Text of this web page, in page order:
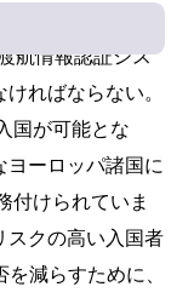
航情報認証シス
ればならない。
国が可能とな
ヨーロッパ諸国に
付けられていま
スクの高い入国者
減らすために、